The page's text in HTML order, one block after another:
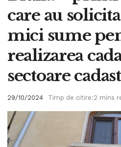
care au
mici sume
realizarea
sectoare
29/10/2024 Timp de citire:2 mins